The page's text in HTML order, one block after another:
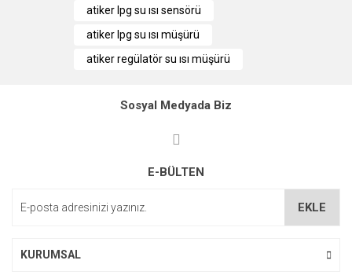
Ürün açıklamasında eksik bilgiler bulunuyor.
Ürün bilgilerinde hatalar bulunuyor.
Ürün fiyatı diğer sitelerden daha pahalı.
atiker lpg su ısı sensörü
atiker lpg su ısı müşürü
atiker regülatör su ısı müşürü
Sosyal Medyada Biz
E-BÜLTEN
EKLE
KURUMSAL